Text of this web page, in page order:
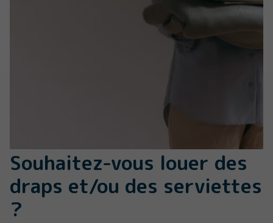
Souhaitez-vous louer des
draps et/ou des serviettes
?